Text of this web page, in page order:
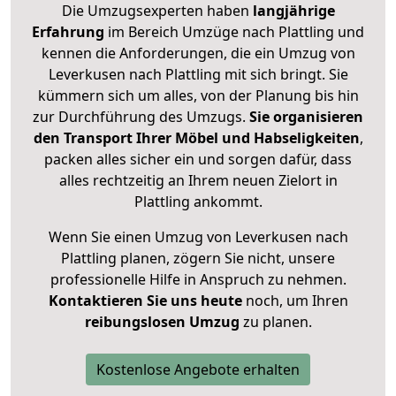
Die Umzugsexperten haben langjährige
Erfahrung im Bereich Umzüge nach Plattling und
kennen die Anforderungen, die ein Umzug von
Leverkusen nach Plattling mit sich bringt. Sie
kümmern sich um alles, von der Planung bis hin
zur Durchführung des Umzugs. Sie organisieren
den Transport Ihrer Möbel und Habseligkeiten,
packen alles sicher ein und sorgen dafür, dass
alles rechtzeitig an Ihrem neuen Zielort in
Plattling ankommt.
Wenn Sie einen Umzug von Leverkusen nach
Plattling planen, zögern Sie nicht, unsere
professionelle Hilfe in Anspruch zu nehmen.
Kontaktieren Sie uns heutenoch, um Ihren
reibungslosen Umzug zu planen.
Kostenlose Angebote erhalten